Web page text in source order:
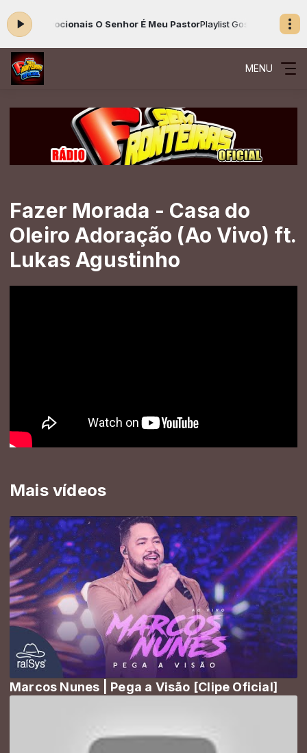
- Devocionais O Senhor É Meu PastorPlaylist Gospel das 00:00
MENU
Fazer Morada - Casa do
Oleiro Adoração (Ao Vivo) ft.
Lukas Agustinho
Mais vídeos
Marcos Nunes | Pega a Visão [Clipe Oficial]